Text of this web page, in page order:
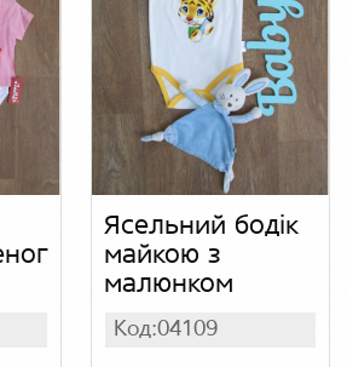
Ясельний бодік
майкою з
малюнком
Код:04109